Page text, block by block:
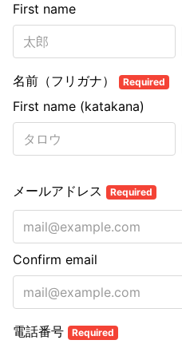
First name
名前（フリガナ） Required
First name (katakana)
メールアドレス Required
Confirm email
電話番号 Required